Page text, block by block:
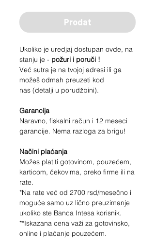
Prodat
Ukoliko je uredjaj dostupan ovde, na
stanju je - požuri i poruči !
Već sutra je na tvojoj adresi ili ga
možeš odmah preuzeti kod
nas (detalji u porudžbini).
Garancija
Naravno, fiskalni račun i 12 meseci
garancije. Nema razloga za brigu!
Načini plaćanja
Možes platiti gotovinom, pouzećem,
karticom, čekovima, preko firme ili na
rate.
*Na rate već od 2700 rsd/mesečno i
moguće samo uz lično preuzimanje
ukoliko ste Banca Intesa korisnik.
**Iskazana cena važi za gotovinsko,
online i plaćanje pouzećem.